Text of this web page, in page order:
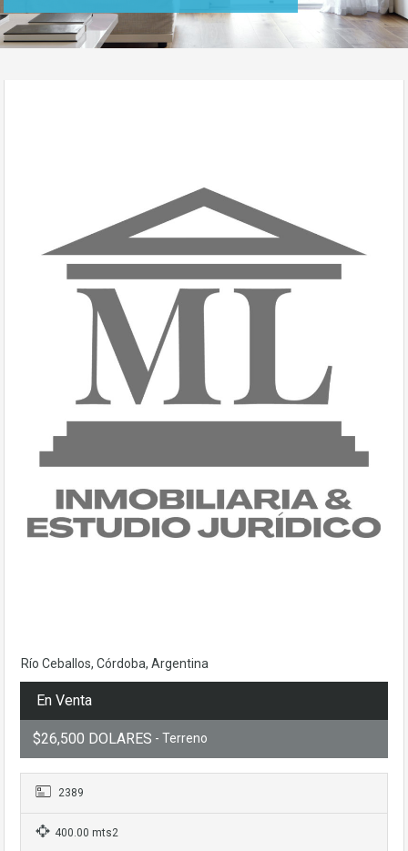
Río Ceballos, Córdoba, Argentina
En Venta
$26,500 DOLARES - Terreno
2389
400.00 mts2